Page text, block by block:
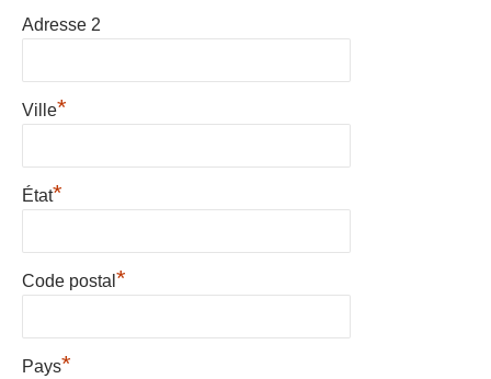
Adresse 2
Ville*
État*
Code postal *
Pays*